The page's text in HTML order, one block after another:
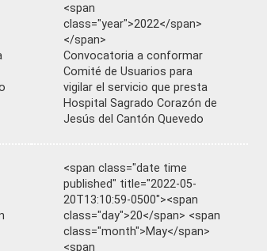
<span
class="year">2022</span>
</span>
Convocatoria a conformar
Comité de Usuarios para
vigilar el servicio que presta
Hospital Sagrado Corazón de
Jesús del Cantón Quevedo
<span class="date time
published" title="2022-05-
20T13:10:59-0500"><span
class="day">20</span> <span
class="month">May</span>
<span